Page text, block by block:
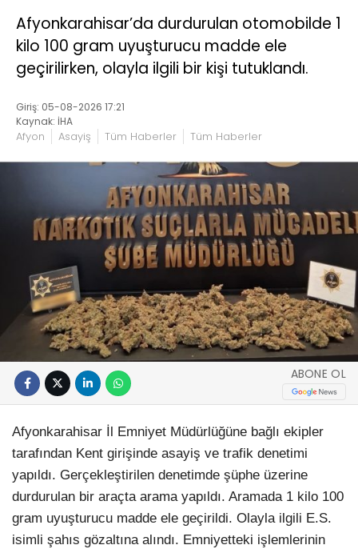
Afyonkarahisar’da durdurulan otomobilde 1
kilo 100 gram uyuşturucu madde ele
geçirilirken, olayla ilgili bir kişi tutuklandı.
Giriş: 05-08-2026 17:21
Kaynak: İHA
Afyon Asayiş Tüm Haberler Tüm Haberler
ABONE OL
Afyonkarahisar İl Emniyet Müdürlüğüne bağlı ekipler
tarafından Kent girişinde asayiş ve trafik denetimi
yapıldı. Gerçekleştirilen denetimde şüphe üzerine
durdurulan bir araçta arama yapıldı. Aramada 1 kilo 100
gram uyuşturucu madde ele geçirildi. Olayla ilgili E.S.
isimli şahıs gözaltına alındı. Emniyetteki işlemlerinin